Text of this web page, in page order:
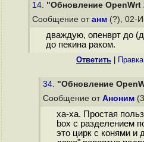
14. "Обновление OpenWrt
Сообщение от анм (?), 02-
дваждую, опенврт до
до пекина раком.
Ответить Правка
34. "Обновление
Сообщение от Аноним
ха-ха. Простая
box с разделением
это цирк с конями и